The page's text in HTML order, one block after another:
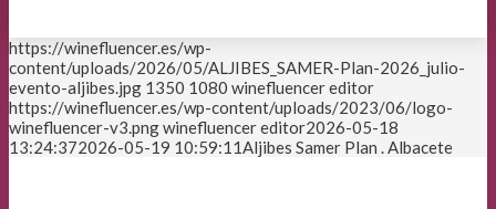
https://winefluencer.es/wp-
content/uploads/2026/05/ALJIBES_SAMER-Plan-2026_julio-
evento-aljibes.jpg 1350 1080 winefluencer editor
https://winefluencer.es/wp-content/uploads/2023/06/logo-
winefluencer-v3.pngwinefluencer editor2026-05-18
13:24:372026-05-19 10:59:11Aljibes Samer Plan . Albacete